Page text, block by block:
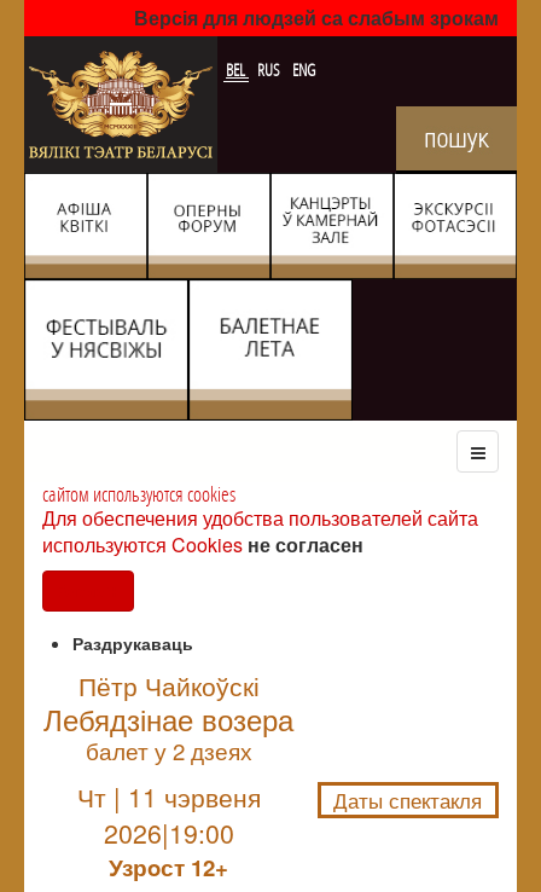
Версія для людзей са слабым зрокам
BEL RUS ENG
сайтом используются cookies
Для обеспечения удобства пользователей сайта
используются Cookies не согласен
Раздрукаваць
Пётр Чайкоўскі
Лебядзінае возера
балет у 2 дзеях
Чт | 11 чэрвеня
2026|19:00
Узрoст 12+
Даты спектакля